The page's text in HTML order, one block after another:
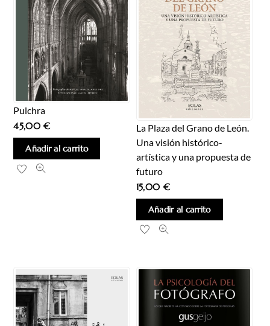
Pulchra
45,00€
Añadir al carrito
La Plaza del Grano de León.
Una visión histórico-
artística y una propuesta de
futuro
15,00 €
Añadir al carrito